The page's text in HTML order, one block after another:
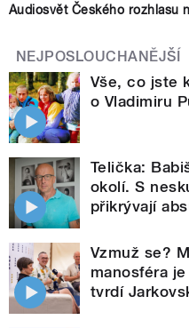
Audiosvět Českého rozhlasu
NEJPOSLOUCHANĚJŠÍ
Vše, co jste
o Vladimiru
Telička:
okolí. S
přikrývají
Vzmuž se?
manosféra
tvrdí